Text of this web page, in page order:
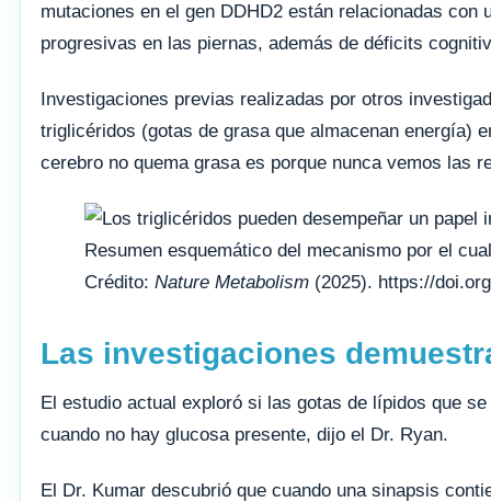
mutaciones en el gen DDHD2 están relacionadas
progresivas en las piernas, además de déficits
Investigaciones previas realizadas por otros
triglicéridos (gotas de grasa que almacenan energía)
cerebro no quema grasa es porque nunca vemos las
Resumen esquemático del mecanismo por el
Crédito: Nature Metabolism (2025). https://
Las investigaciones
El estudio actual exploró si las gotas de lípidos que
cuando no hay glucosa presente, dijo el Dr. Ryan.
El Dr. Kumar descubrió que cuando una sinapsis